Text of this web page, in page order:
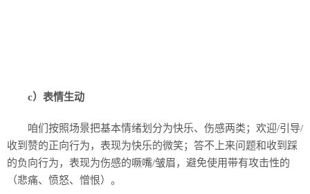
c）表情生动
咱们按照场景把基本情绪划分为快乐、伤感两类；欢迎/引导/
收到赞的正向行为，表现为快乐的微笑；答不上来问题和收到踩
的负向行为，表现为伤感的噘嘴/皱眉，避免使用带有攻击性的
（悲痛、愤怒、憎恨）。